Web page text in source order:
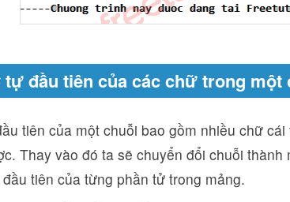
tự đầu tiên của các chữ trong một
tiên của một chuỗi bao gồm nhiều chữ
Thay vào đó ta sẽ chuyển đổi chuỗi
tiên của từng phần tử trong mảng.